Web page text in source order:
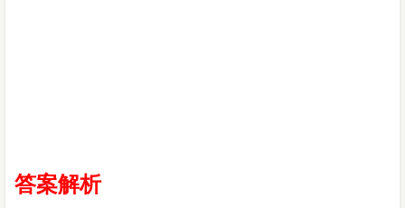
答案解析